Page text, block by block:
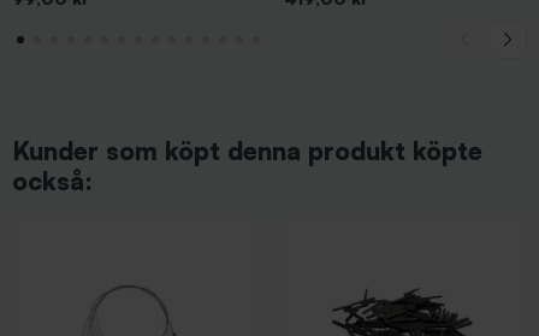
Kunder som köpt denna produkt köpte
också: